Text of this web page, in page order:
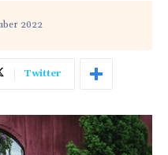
2022
Twitter